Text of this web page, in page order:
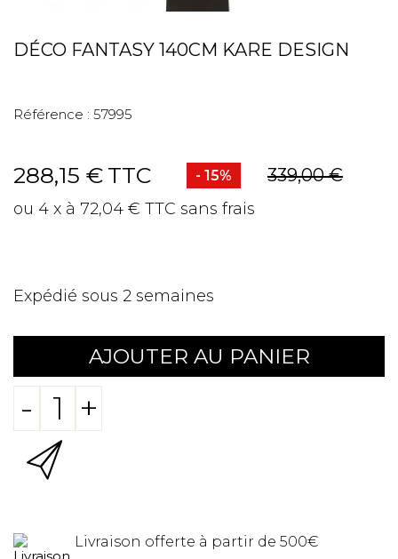
DÉCO FANTASY 140CM KARE DESIGN
Référence : 57995
288,15 € TTC - 15% 339,00 €
ou 4 x à 72,04 € TTC sans frais
Expédié sous 2 semaines
AJOUTER AU PANIER
- +
Livraison offerte à partir de 500€